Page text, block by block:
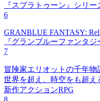
『スプラトゥーン』シリ
6
GRANBLUE FANTASY:
『グランブルーファンタ
7
冒険家エリオットの千年物
世界を超え、時空をも超
新作アクションRPG
8